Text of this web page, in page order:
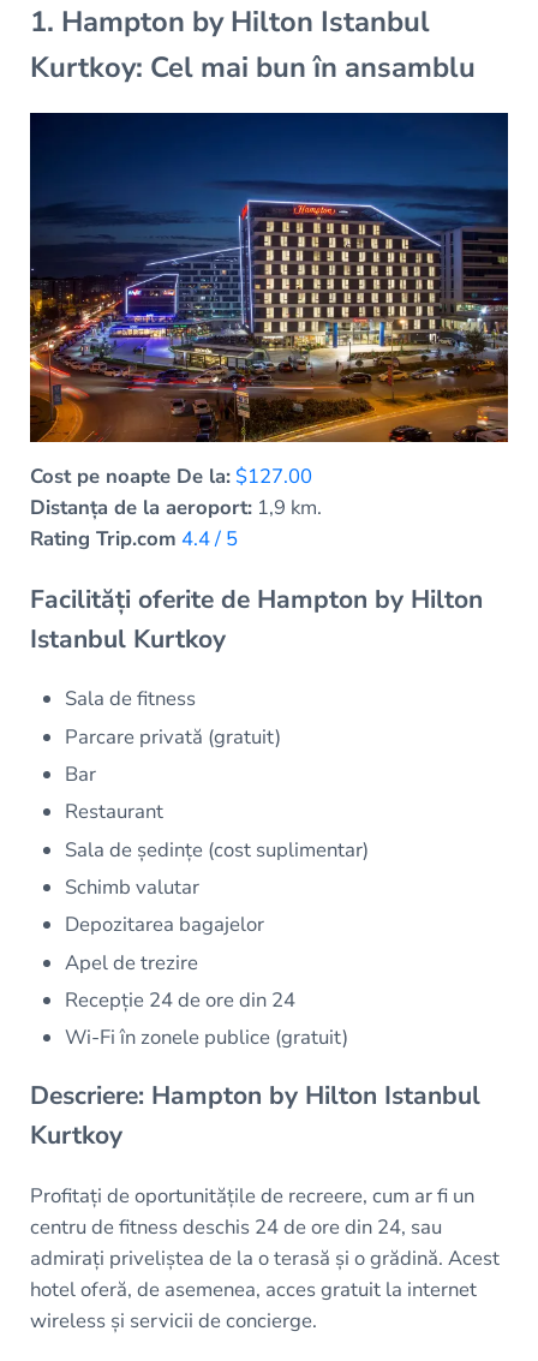
1. Hampton by Hilton Istanbul
Kurtkoy: Cel mai bun în ansamblu
Cost pe noapte De la: $127.00
Distanța de la aeroport:1,9 km.
Rating Trip.com 4.4 / 5
Facilități oferite de Hampton by Hilton
Istanbul Kurtkoy
Sala de fitness
Parcare privată (gratuit)
Bar
Restaurant
Sala de ședințe (cost suplimentar)
Schimb valutar
Depozitarea bagajelor
Apel de trezire
Recepție 24 de ore din 24
Wi-Fi în zonele publice (gratuit)
Descriere: Hampton by Hilton Istanbul
Kurtkoy
Profitați de oportunitățile de recreere, cum ar fi un
centru de fitness deschis 24 de ore din 24, sau
admirați priveliștea de la o terasă și o grădină. Acest
hotel oferă, de asemenea, acces gratuit la internet
wireless și servicii de concierge.